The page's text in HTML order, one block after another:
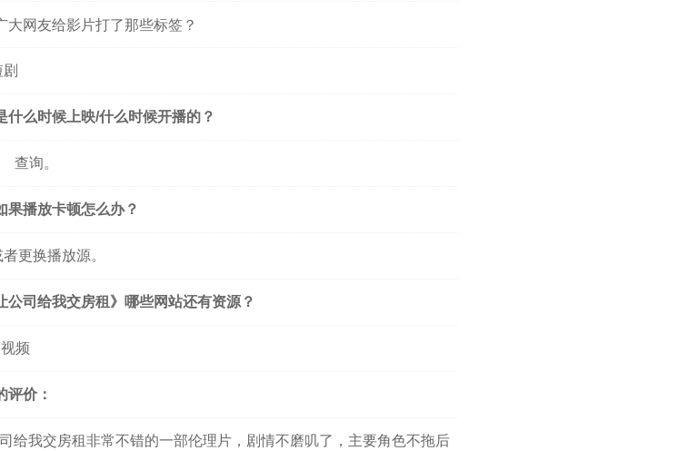
大网友给影片打了那些标签？
么时候上映/什么时候开播的？
查询。
果播放卡顿怎么办？
更换播放源。
司给我交房租》哪些网站还有资源？
频
评价：
给我交房租非常不错的一部伦理片，剧情不磨叽了，主要角色不拖后